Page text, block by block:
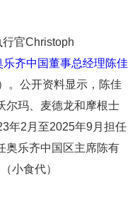
官Christoph
乐齐中国董事总经理陈佳
。公开资料显示，陈佳
尔玛、麦德龙和摩根士
年2月至2025年9月担任
奥乐齐中国区主席陈有
小食代）